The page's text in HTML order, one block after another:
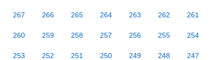
267 266 265 264 263 262 261
260 259 258 257 256 255 254
253 252 251 250 249 248 247